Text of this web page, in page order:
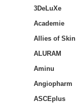
3DeLuXe
Academie
Allies of Skin
ALURAM
Aminu
Angiopharm
ASCEplus